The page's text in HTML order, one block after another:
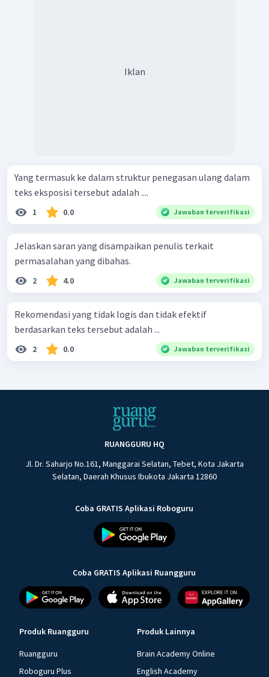
Iklan
Yang termasuk ke dalam struktur penegasan ulang dalam
teks eksposisi tersebut adalah ....
1 0.0 Jawaban terverifikasi
Jelaskan saran yang disampaikan penulis terkait
permasalahan yang dibahas.
2 4.0 Jawaban terverifikasi
Rekomendasi yang tidak logis dan tidak efektif
berdasarkan teks tersebut adalah ...
2 0.0 Jawaban terverifikasi
RUANGGURU HQ
Jl. Dr. Saharjo No.161, Manggarai Selatan, Tebet, Kota Jakarta
Selatan, Daerah Khusus Ibukota Jakarta 12860
Coba GRATIS Aplikasi Roboguru
Coba GRATIS Aplikasi Ruangguru
Produk Ruangguru
Ruangguru
Roboguru Plus
Produk Lainnya
Brain Academy Online
English Academy